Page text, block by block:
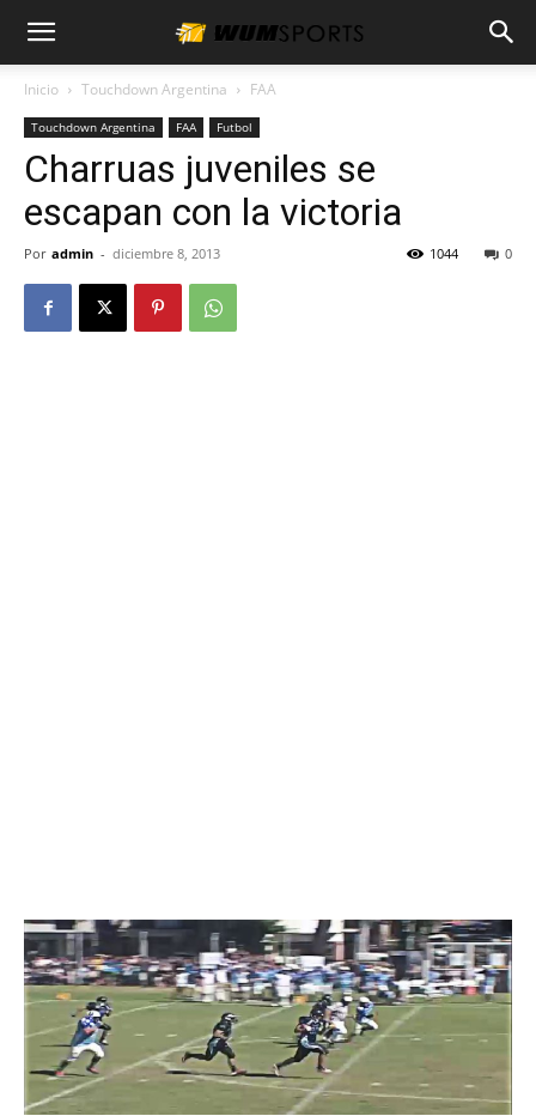
Inicio Touchdown Argentina FAA
Touchdown Argentina FAA Futbol
Charruas juveniles se
escapan con la victoria
Por admin - diciembre 8, 2013 0
1044